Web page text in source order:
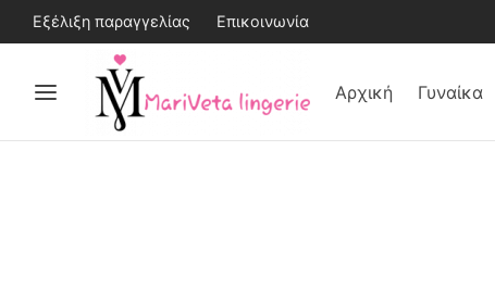
Εξέλιξη παραγγελίας Επικοινωνία
Αρχική Γυναίκα